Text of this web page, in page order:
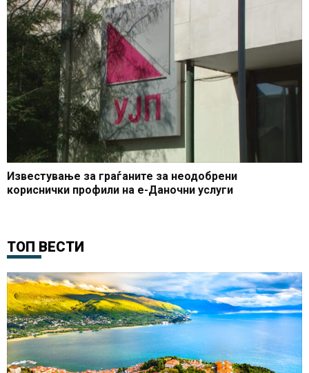
Известување за граѓаните за неодобрени
кориснички профили на е-Даночни услуги
ТОП ВЕСТИ